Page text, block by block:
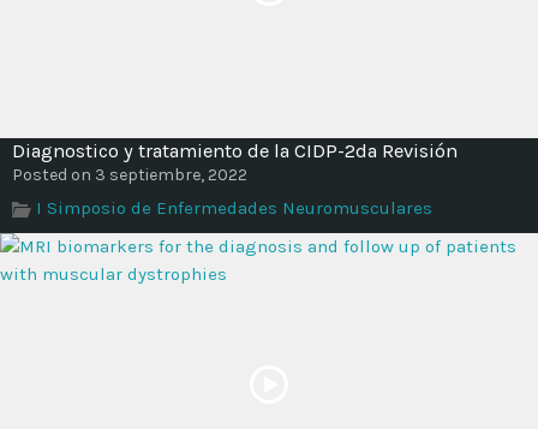
Diagnostico y tratamiento de la CIDP-2da Revisión
Posted on 3 septiembre, 2022
I Simposio de Enfermedades Neuromusculares